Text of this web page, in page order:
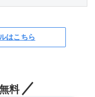
はこちら
料